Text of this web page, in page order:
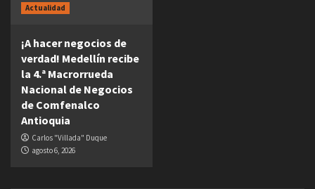
Actualidad
¡A hacer negocios de
verdad! Medellín recibe
la 4.ª Macrorrueda
Nacional de Negocios
de Comfenalco
Antioquia
Carlos "Villada" Duque
agosto 6, 2026